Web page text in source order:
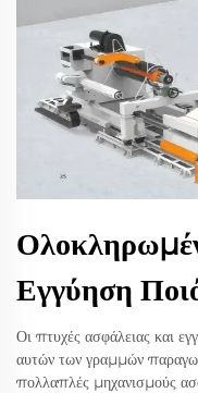
Εγγύηση
Οι πτυχές ασφάλειας και
αυτών των γραμμών
πολλαπλές μηχανισμούς